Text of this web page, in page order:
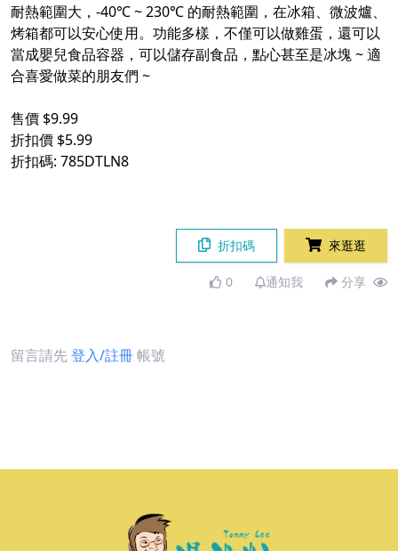
耐熱範圍大，-40℃ ~ 230℃ 的耐熱範圍，在冰箱、微波爐、
烤箱都可以安心使用。功能多樣，不僅可以做雞蛋，還可以
當成嬰兒食品容器，可以儲存副食品，點心甚至是冰塊 ~ 適
合喜愛做菜的朋友們 ~
售價 $9.99
折扣價 $5.99
折扣碼: 785DTLN8
折扣碼 來逛逛
0 通知我 分享
留言請先登入/註冊帳號